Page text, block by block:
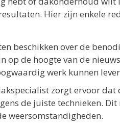
Hier zijn enkele
beschikken over de
op de hoogte van de
werk kunnen
zorgt ervoor
de juiste technieken.
weersomstandigheden.